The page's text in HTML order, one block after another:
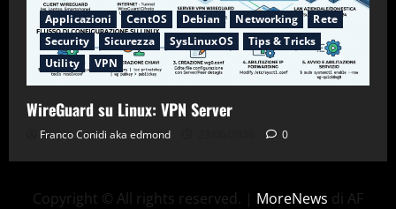
Applicazioni CentOS Debian Networking
Rete
Security
Sicurezza SysLinuxOS
Tips & Tricks
Utility
VPN
WireGuard su Linux: VPN Server
Franco Conidi aka edmond 0
Copyright © All rights reserved. | MoreNews di AF